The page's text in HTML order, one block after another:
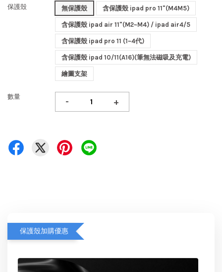
保護殼 無保護殼 含保護殼 ipad pro 11"(M4M5)
含保護殼 ipad air 11"(M2~M4) / ipad air4/5
含保護殼 ipad pro 11 (1~4代)
含保護殼 ipad 10/11(A16)(筆無法磁吸及充電)
繪圖支架
數量 - +
保護殼加購優惠